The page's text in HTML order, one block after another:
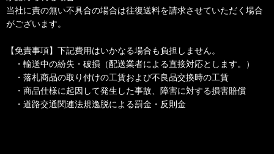
当社に責の無い不具合の場合は往復送料を請求させていただく場合
がございます。
【免責事項】下記費用はいかなる場合も負担しません。
・輸送中の紛失・破損（配送業者による直接対応とします。）
・落札商品の取り付けの工賃および不良品交換時の工賃
・商品仕様に起因して発生した事故、障害に対する損害賠償
・道路交通関連法規逸脱による罰金・反則金